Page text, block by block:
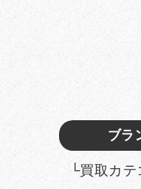
ブラ
└買取カテ